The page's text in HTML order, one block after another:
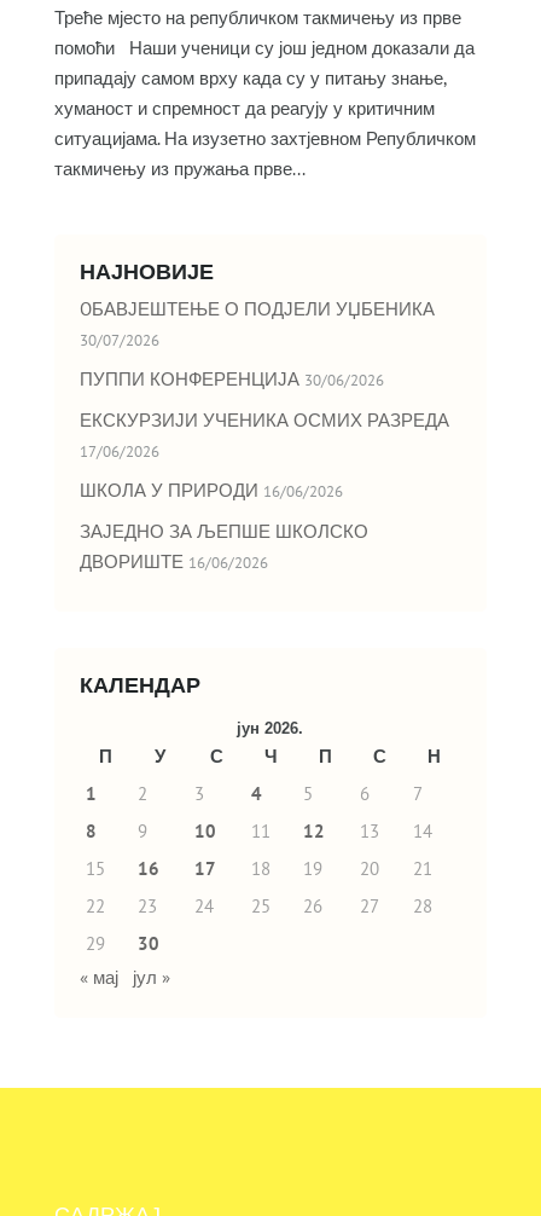
Треће мјесто на републичком такмичењу из прве
помоћи Наши ученици су још једном доказали да
припадају самом врху када су у питању знање,
хуманост и спремност да реагују у критичним
ситуацијама. На изузетно захтјевном Републичком
такмичењу из пружања прве...
НАЈНОВИЈЕ
OБАВЈЕШТЕЊЕ О ПОДЈЕЛИ УЏБЕНИКА
30/07/2026
ПУППИ КОНФЕРЕНЦИЈА 30/06/2026
ЕКСКУРЗИЈИ УЧЕНИКА ОСМИХ РАЗРЕДА
17/06/2026
ШКОЛА У ПРИРОДИ 16/06/2026
ЗАЈЕДНО ЗА ЉЕПШЕ ШКОЛСКО
ДВОРИШТЕ 16/06/2026
КАЛЕНДАР
јун 2026.
П У С Ч П С
Н
1
2 3 4 5 6
7
8
9 10 11 12 13
14
15
16 17 18 19 20
21
22
23 24 25 26 27
28
29
30
« мај
јул »